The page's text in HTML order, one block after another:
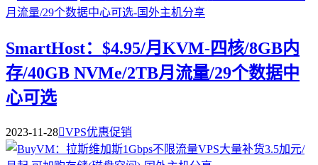
SmartHost：$4.95/月KVM-四核/8GB内
存/40GB NVMe/2TB月流量/29个数据中
心可选
2023-11-28VPS优惠促销